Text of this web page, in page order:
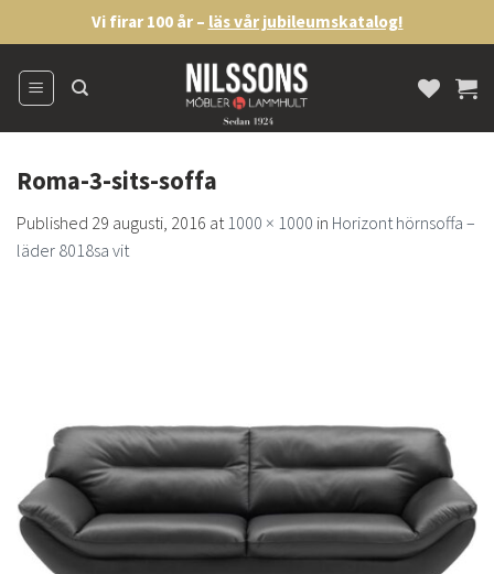
to
content
Vi firar 100 år – läs vår jubileumskatalog!
Roma-3-sits-soffa
Published 29 augusti, 2016 at1000 × 1000 in Horizont hörnsoffa –
läder 8018sa vit